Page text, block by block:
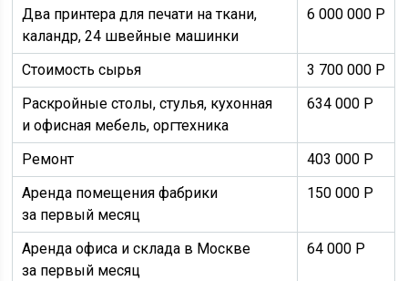
Два принтера для печати на ткани,
каландр, 24 швейные машинки
6 000 000 Р
Стоимость сырья 3 700 000 Р
Раскройные столы, стулья, кухонная
и офисная мебель, оргтехника
634 000 Р
Ремонт 403 000 Р
Аренда помещения фабрики
за первый месяц
150 000 Р
Аренда офиса и склада в Москве
за первый месяц
64 000 Р